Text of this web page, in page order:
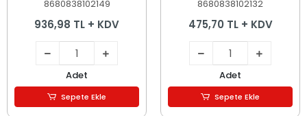
8680838102149
936,98 TL + KDV
Adet
Sepete Ekle
8680838102132
475,70 TL + KDV
Adet
Sepete Ekle